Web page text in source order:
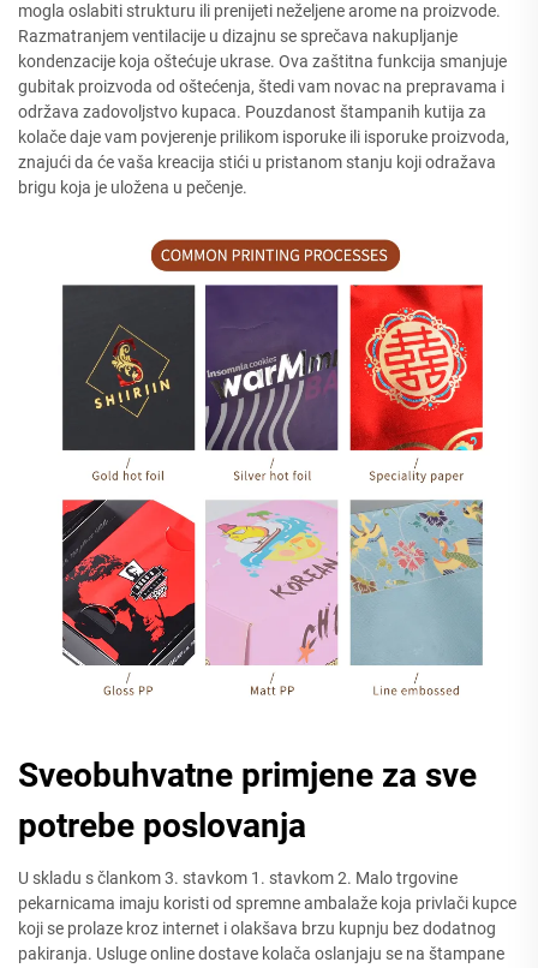
mogla oslabiti strukturu ili prenijeti neželjene arome na proizvode.
Razmatranjem ventilacije u dizajnu se sprečava nakupljanje
kondenzacije koja oštećuje ukrase. Ova zaštitna funkcija smanjuje
gubitak proizvoda od oštećenja, štedi vam novac na prepravama i
održava zadovoljstvo kupaca. Pouzdanost štampanih kutija za
kolače daje vam povjerenje prilikom isporuke ili isporuke proizvoda,
znajući da će vaša kreacija stići u pristanom stanju koji odražava
brigu koja je uložena u pečenje.
Sveobuhvatne primjene za sve
potrebe poslovanja
U skladu s člankom 3. stavkom 1. stavkom 2. Malo trgovine
pekarnicama imaju koristi od spremne ambalaže koja privlači kupce
koji se prolaze kroz internet i olakšava brzu kupnju bez dodatnog
pakiranja. Usluge online dostave kolača oslanjaju se na štampane